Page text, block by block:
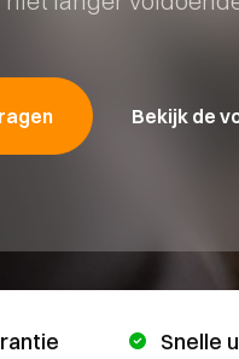
Bekijk de
Snelle